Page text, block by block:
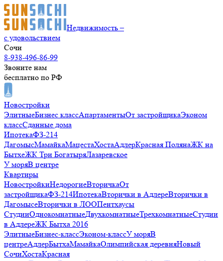
Недвижимость –
с удовольствием
Сочи
8-938-496-86-99
Звоните нам
бесплатно по РФ
Новостройки
ЭлитныеБизнес классАпартаментыОт застройщикаЭконом
классСданные дома
ИпотекаФЗ-214
ДагомысМамайкаМацестаХостаАдлерКрасная ПолянаЖК на
БытхеЖК Три БогатыряЛазаревское
У моряВ центре
Квартиры
НовостройкиНедорогиеВторичкаОт
застройщикаФЗ-214ИпотекаВторички в АдлереВторички в
ДагомысеВторички в ЛООПентхаусы
СтудииОднокомнатныеДвухкомнатныеТрехкомнатныеСтудии
в АдлереЖК Бытха 2016
ЭлитныеБизнес-классЭконом-классУ моряВ
центреАдлерБытхаМамайкаОлимпийская деревняНовый
СочиХостаКрасная